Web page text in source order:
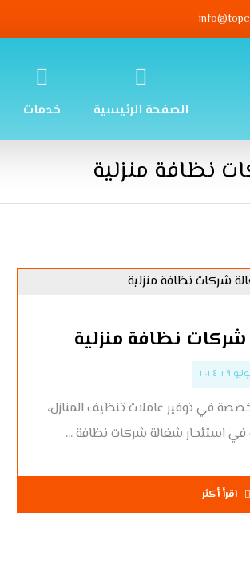
الصفحة الرئيسية خدمات
نظافة منزلية
نظافة منزلية
٢٩, ٢٠٢٤
في توفير عاملات تنظيف المنازل،
في استئجار شغالة شركات نظافة ...
اقرأ أكثر